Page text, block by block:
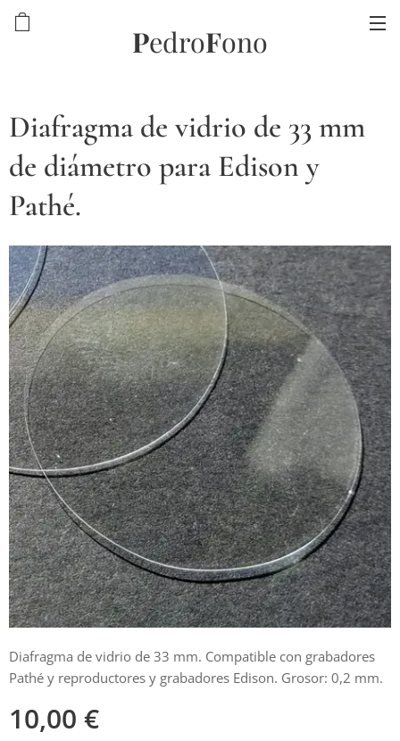
PedroFono
Diafragma de vidrio de 33 mm
de diámetro para Edison y
Pathé.
Diafragma de vidrio de 33 mm. Compatible con grabadores
Pathé y reproductores y grabadores Edison. Grosor: 0,2 mm.
10,00 €